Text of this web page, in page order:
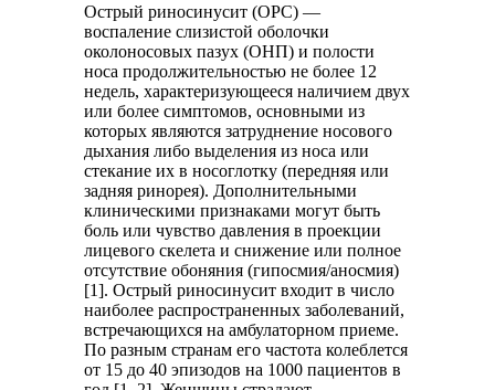
Острый риносинусит (ОРС) —
воспаление слизистой оболочки
околоносовых пазух (ОНП) и полости
носа продолжительностью не более 12
недель, характеризующееся наличием двух
или более симптомов, основными из
которых являются затруднение носового
дыхания либо выделения из носа или
стекание их в носоглотку (передняя или
задняя ринорея). Дополнительными
клиническими признаками могут быть
боль или чувство давления в проекции
лицевого скелета и снижение или полное
отсутствие обоняния (гипосмия/аносмия)
[1]. Острый риносинусит входит в число
наиболее распространенных заболеваний,
встречающихся на амбулаторном приеме.
По разным странам его частота колеблется
от 15 до 40 эпизодов на 1000 пациентов в